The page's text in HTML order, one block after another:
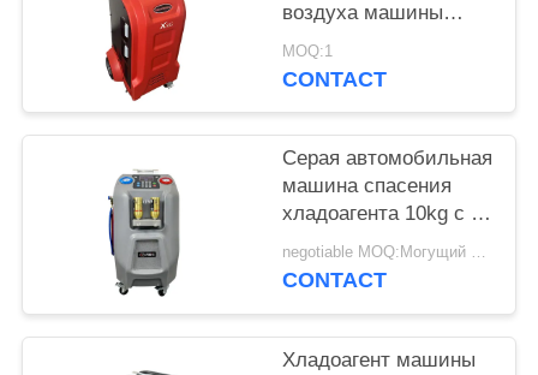
воздуха машины
спасения хладоагента
AC автомобиля топя
MOQ:1
CONTACT
Серая автомобильная
машина спасения
хладоагента 10kg с 5"
дисплей цвета LCD negotiable MOQ:Могущий быть предметом переговоров
CONTACT
Хладоагент машины